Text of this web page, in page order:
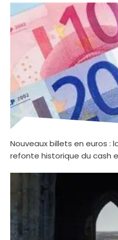
Nouveaux billets en euros :
refonte historique du cash